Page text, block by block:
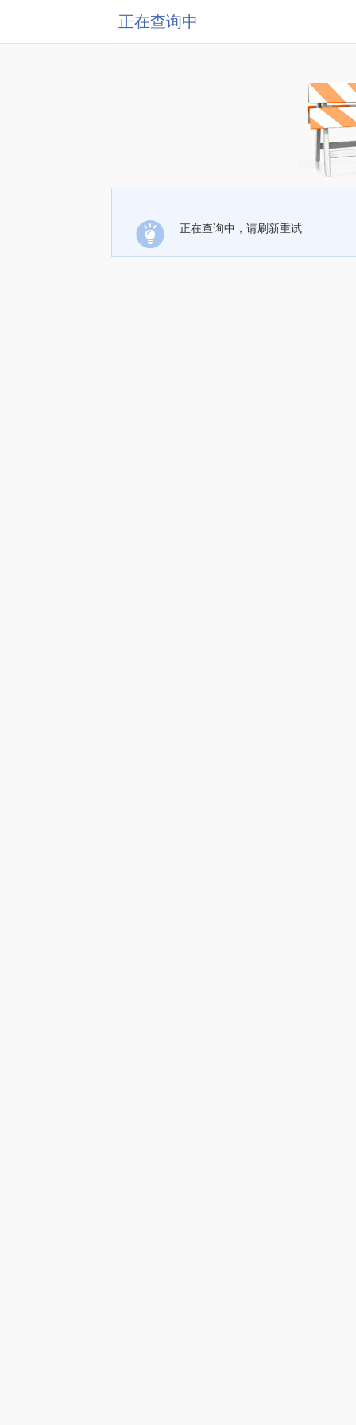
正在查询中
正在查询中，请刷新重试